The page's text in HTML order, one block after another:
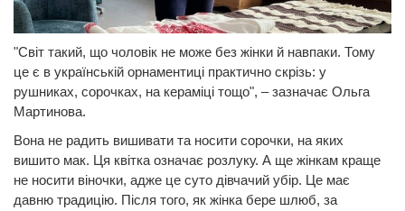
"Світ такий, що чоловік не може без жінки й навпаки. Тому
це є в українській орнаментиці практично скрізь: у
рушниках, сорочках, на кераміці тощо", – зазначає Ольга
Мартинова.
Вона не радить вишивати та носити сорочки, на яких
вишито мак. Ця квітка означає розлуку. А ще жінкам краще
не носити віночки, адже це суто дівчачий убір. Це має
давню традицію. Після того, як жінка бере шлюб, за